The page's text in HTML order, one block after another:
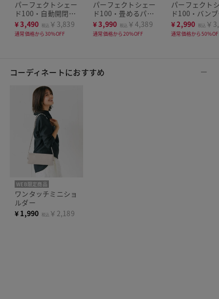
パーフェクトシェー
ド100・自動開閉折
り畳み傘
¥3,490 税込 ￥3,839
通常価格から30%OFF
パーフェクトシェー
ド100・畳めるパラ
ソル
¥3,990 税込 ￥4,389
通常価格から20%OFF
パーフェクト
ド100・バン
り畳み傘
¥2,990 税込 ￥
通常価格から
コーディネートにおすすめ
WEB限定商品
ワンタッチミニショ
ルダー
¥ 1,990 税込 ￥2,189